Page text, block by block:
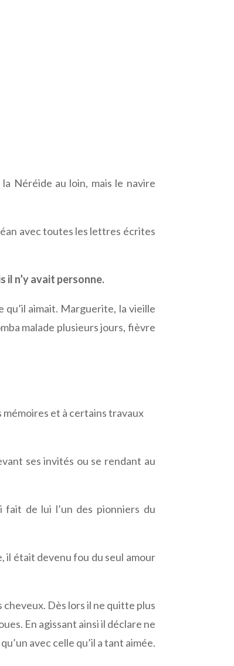
Néréide au loin, mais le navire
avec toutes les lettres écrites
il n’y avait personne.
aimait. Marguerite, la vieille
malade plusieurs jours, fièvre
et à certains travaux
ses invités ou se rendant au
fait de lui l’un des pionniers du
il était devenu fou du seul amour
cheveux. Dès lors il ne quitte plus
En agissant ainsi il déclare ne
avec celle qu’il a tant aimée.